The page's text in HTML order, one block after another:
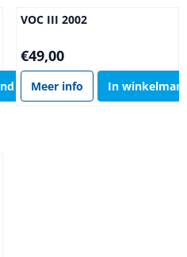
VOC III 2002
Prijs: 49,00
€49,00
Meer info In